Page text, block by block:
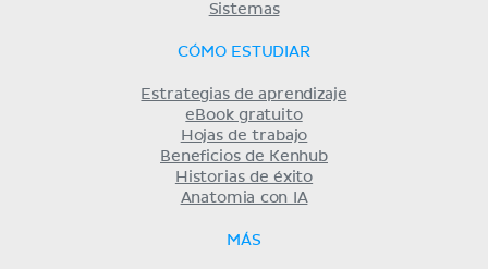
Sistemas
CÓMO ESTUDIAR
Estrategias de aprendizaje
eBook gratuito
Hojas de trabajo
Beneficios de Kenhub
Historias de éxito
Anatomia con IA
MÁS